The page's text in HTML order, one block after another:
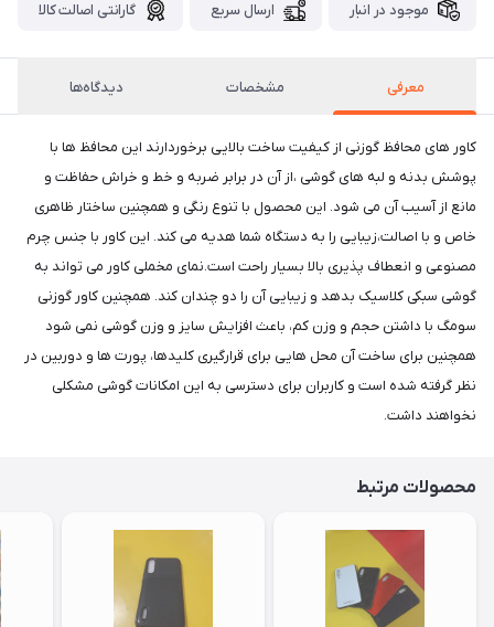
موجود در انبار ارسال سریع گارانتی اصالت کالا
معرفی مشخصات دیدگاه‌ها
کاور های محافظ گوزنی از کیفیت ساخت بالایی برخوردارند این محافظ ها با
پوشش بدنه و لبه های گوشی ،از آن در برابر ضربه و خط و خراش حفاظت و
مانع از آسیب آن می شود. این محصول با تنوع رنگی و همچنین ساختار ظاهری
خاص و با اصالت،زیبایی را به دستگاه شما هدیه می کند. این کاور با جنس چرم
مصنوعی و انعطاف پذیری بالا بسیار راحت است.نمای مخملی کاور می تواند به
گوشی سبکی کلاسیک بدهد و زیبایی آن را دو چندان کند. همچنین کاور گوزنی
سومگ با داشتن حجم و وزن کم، باعث افزایش سایز و وزن گوشی نمی شود
همچنین برای ساخت آن محل هایی برای قرارگیری کلیدها، پورت ها و دوربین در
نظر گرفته شده است و کاربران برای دسترسی به این امکانات گوشی مشکلی
نخواهند داشت.
محصولات مرتبط